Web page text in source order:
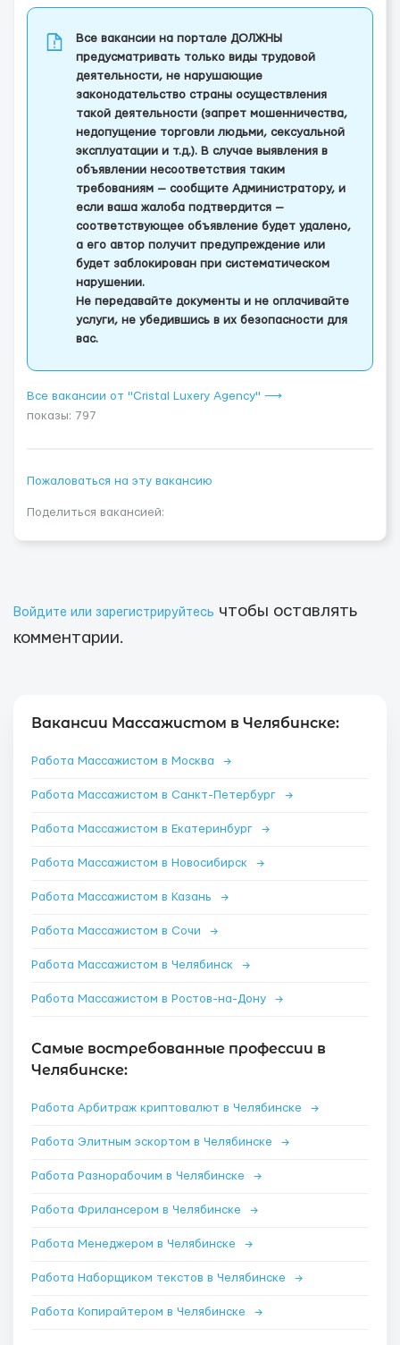
Все вакансии на портале ДОЛЖНЫ
предусматривать только виды трудовой
деятельности, не нарушающие
законодательство страны осуществления
такой деятельности (запрет мошенничества,
недопущение торговли людьми, сексуальной
эксплуатации и т.д.). В случае выявления в
объявлении несоответствия таким
требованиям — сообщите Администратору, и
если ваша жалоба подтвердится —
соответствующее объявление будет удалено,
а его автор получит предупреждение или
будет заблокирован при систематическом
нарушении.
Не передавайте документы и не оплачивайте
услуги, не убедившись в их безопасности для
вас.
Все вакансии от "Cristal Luxery Agency" ⟶
показы: 797
Пожаловаться на эту вакансию
Поделиться вакансией:
Войдите или зарегистрируйтесь чтобы оставлять
комментарии.
Вакансии Массажистом в Челябинске:
Работа Массажистом в Москва →
Работа Массажистом в Санкт-Петербург →
Работа Массажистом в Екатеринбург →
Работа Массажистом в Новосибирск →
Работа Массажистом в Казань →
Работа Массажистом в Сочи →
Работа Массажистом в Челябинск →
Работа Массажистом в Ростов-на-Дону →
Самые востребованные профессии в
Челябинске:
Работа Арбитраж криптовалют в Челябинске →
Работа Элитным эскортом в Челябинске →
Работа Разнорабочим в Челябинске →
Работа Фрилансером в Челябинске →
Работа Менеджером в Челябинске →
Работа Наборщиком текстов в Челябинске →
Работа Копирайтером в Челябинске →